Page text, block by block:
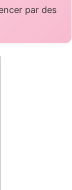
par des